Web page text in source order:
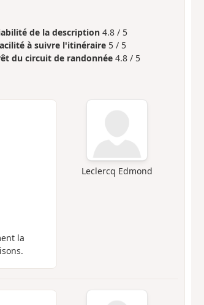
de la description 4.8 / 5
à suivre l'itinéraire 5 / 5
du circuit de randonnée 4.8 / 5
Leclercq Edmond
la